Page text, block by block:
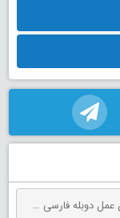
دانلود انیمیشن سیرک دیجیتال شگفت انگیز: آخرین عمل دوبله فارسی The Amazing Digital Circus: The Last Act 2026